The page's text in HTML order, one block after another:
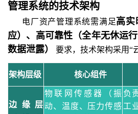
管理系统的技术架构
电厂资产管理系统需满足高实
应）、高可靠性（全年无休运
数据泄露）
要求，技术架构采用“
架构层级 核心组件
边缘层
物联网传感器（振
动、温度、压力传感
负
工